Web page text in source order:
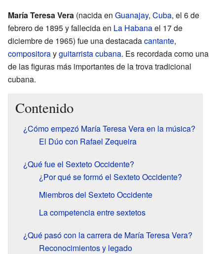
María Teresa Vera (nacida en Guanajay, Cuba, el 6 de
febrero de 1895 y fallecida en La Habanael 17 de
diciembre de 1965) fue una destacadacantante,
compositorayguitarristacubana. Es recordada como una
de las figuras más importantes de la trova tradicional
cubana.
Contenido
¿Cómo empezó María Teresa Vera en la música?
El Dúo con Rafael Zequeira
¿Qué fue el Sexteto Occidente?
¿Por qué se formó el Sexteto Occidente?
Miembros del Sexteto Occidente
La competencia entre sextetos
¿Qué pasó con la carrera de María Teresa Vera?
Reconocimientos y legado